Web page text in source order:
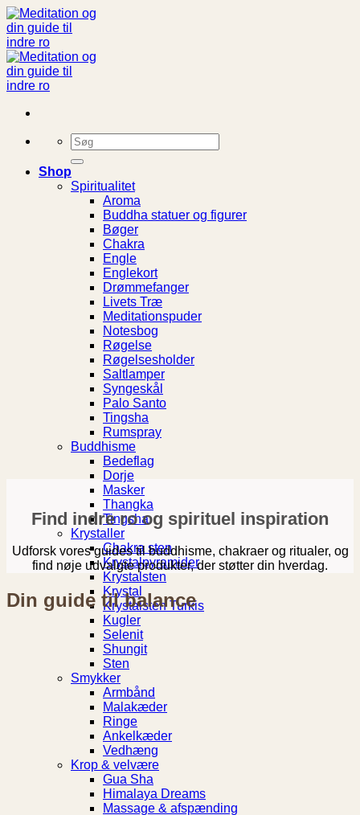
Fortsæt
til
indhold
Søg
efter:
Shop
Spiritualitet
Aroma
Buddha statuer og figurer
Bøger
Chakra
Engle
Englekort
Drømmefanger
Livets Træ
Meditationspuder
Notesbog
Røgelse
Røgelsesholder
Saltlamper
Syngeskål
Palo Santo
Tingsha
Rumspray
Buddhisme
Bedeflag
Dorje
Masker
Thangka
Tingsha
Krystaller
Chakra sten
Krystalpyramider
Krystalsten
Krystal
Krystalsten Turkis
Kugler
Selenit
Shungit
Sten
Smykker
Armbånd
Malakæder
Ringe
Ankelkæder
Vedhæng
Krop & velvære
Gua Sha
Himalaya Dreams
Massage & afspænding
Find indre ro og spirituel inspiration
Udforsk vores guides til buddhisme, chakraer og ritualer, og
find nøje udvalgte produkter, der støtter din hverdag.
Din guide til balance